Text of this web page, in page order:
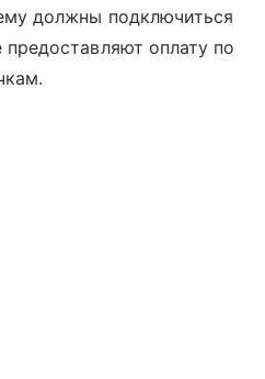
должны подключиться
оплату по